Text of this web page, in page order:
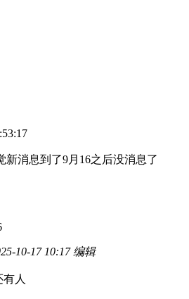
新消息到了9月16之后没消息了
10-17 10:17 编辑
有人